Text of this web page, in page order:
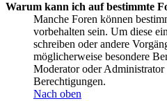
Warum kann ich auf bestimmte
Manche Foren können
vorbehalten sein. Um diese
schreiben oder andere
möglicherweise besondere
Moderator oder Administrator
Berechtigungen.
Nach oben